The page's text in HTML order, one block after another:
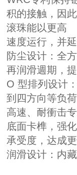
积的接触，因
滚珠能以更高
速度运行，并
防尘设计：全
再润滑週期，提
O 型排列设计
到四方向等负荷
高速、耐衝击
底面卡榫，强
承受度，达成
润滑设计：内